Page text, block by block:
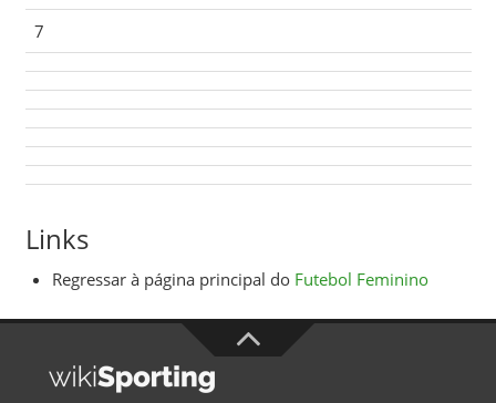
7
Links
Regressar à página principal do Futebol Feminino